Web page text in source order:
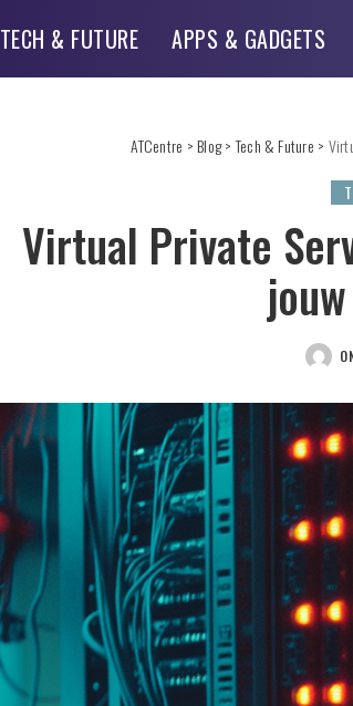
TECH & FUTURE APPS & GADGETS
ATCentre > Blog>Tech & Future >
Virtual Private